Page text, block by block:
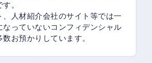
。
、人材紹介会社のサイト等では一
なっていないコンフィデンシャル
お預かりしています。